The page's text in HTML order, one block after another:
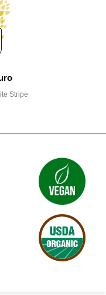
Stripe